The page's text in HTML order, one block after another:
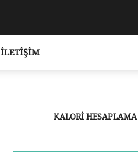
İLETIŞIM
KALORI HESAPLAMA